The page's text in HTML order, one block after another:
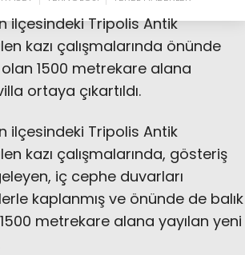
ilçesindeki Tripolis Antik
kazı çalışmalarında önünde
1500 metrekare alana
ortaya çıkartıldı.
ilçesindeki Tripolis Antik
kazı çalışmalarında, gösteriş
iç cephe duvarları
kaplanmış ve önünde de balık
metrekare alana yayılan yeni